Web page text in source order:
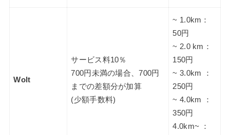
Wolt
サービス料10％
700円未満の場合、700円
までの差額分が加算
(少額手数料)
~ 1.0km：
50円
~ 2.0 km：
150円
~ 3.0km ：
250円
~ 4.0km ：
350円
4.0km~ ：